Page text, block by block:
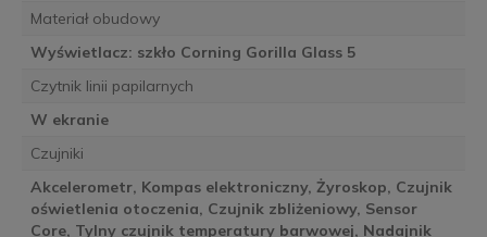
Materiał obudowy
Wyświetlacz: szkło Corning Gorilla Glass 5
Czytnik linii papilarnych
W ekranie
Czujniki
Akcelerometr, Kompas elektroniczny, Żyroskop, Czujnik
oświetlenia otoczenia, Czujnik zbliżeniowy, Sensor
Core, Tylny czujnik temperatury barwowej, Nadajnik